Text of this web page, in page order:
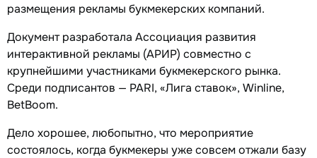
размещения рекламы букмекерских компаний.
Документ разработала Ассоциация развития
интерактивной рекламы (АРИР) совместно с
крупнейшими участниками букмекерского рынка.
Среди подписантов — PARI, «Лига ставок», Winline,
BetBoom.
Дело хорошее, любопытно, что мероприятие
состоялось, когда букмекеры уже совсем отжали базу